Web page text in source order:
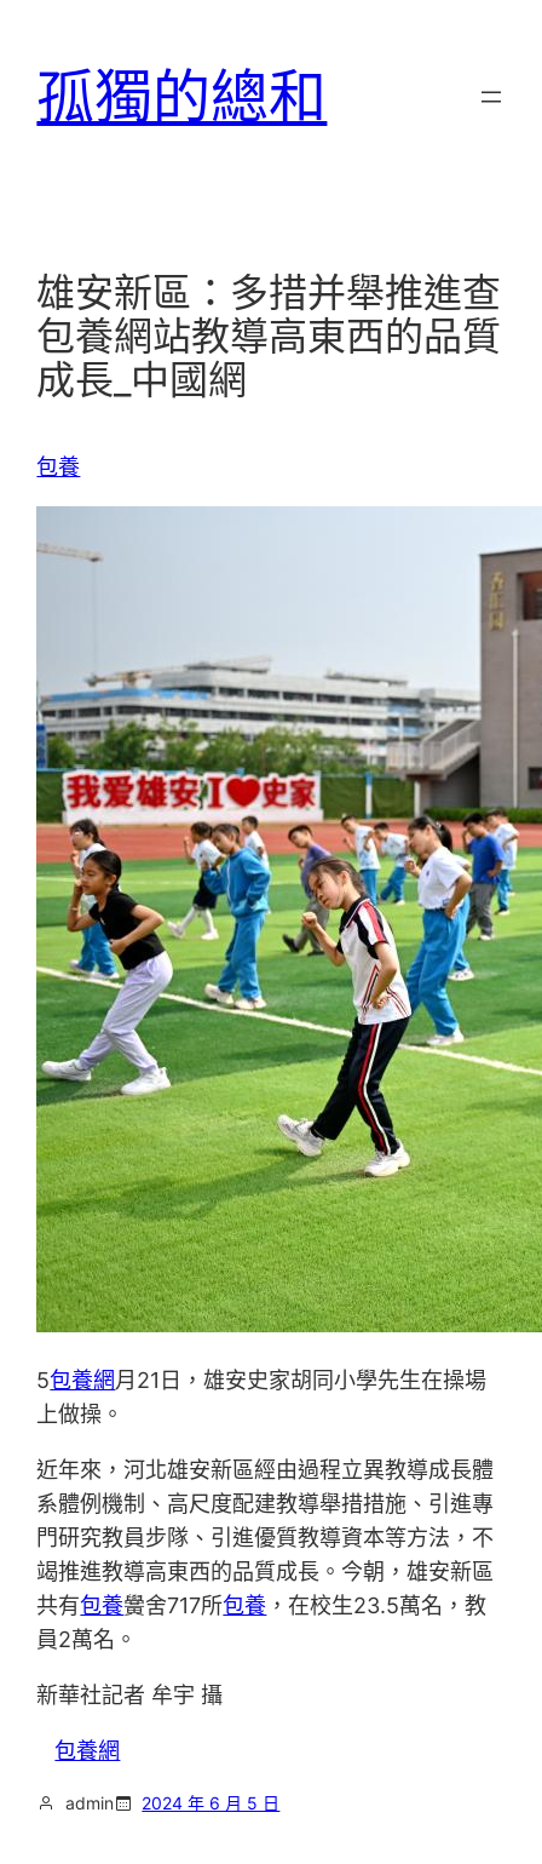
孤獨的總和
雄安新區：多措并舉推進查
包養網站教導高東西的品質
成長_中國網
包養
5包養網月21日，雄安史家胡同小學先生在操場
上做操。
近年來，河北雄安新區經由過程立異教導成長體
系體例機制、高尺度配建教導舉措措施、引進專
門研究教員步隊、引進優質教導資本等方法，不
竭推進教導高東西的品質成長。今朝，雄安新區
共有包養黌舍717所包養 ，在校生23.5萬名，教
員2萬名。
新華社記者 牟宇 攝
包養網
admin 2024 年 6 月 5 日